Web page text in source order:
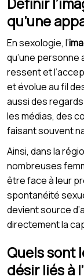
qu’une
En sexologie, l’
qu’une personne
ressent et
et évolue au fil
aussi des
les médias, des
faisant souvent
Ainsi, dans la
nombreuses
être face à leur
spontanéité
devient source
directement la
Quels sont
désir liés à